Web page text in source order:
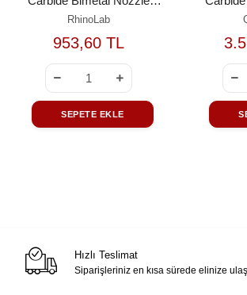
0.8mm
RhinoLab
953,60 TL
SEPETE EKLE
Hızlı Teslimat
Siparişleriniz en kısa sürede elinize